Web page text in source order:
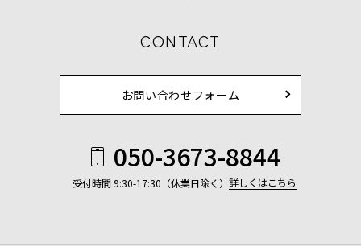
CONTACT
お問い合わせフォーム
050-3673-8844
受付時間 9:30-17:30（休業日除く） 詳しくはこちら